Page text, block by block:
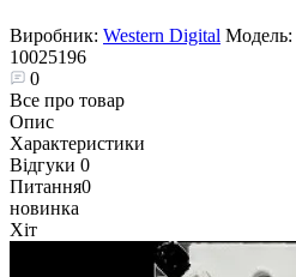
Виробник: Western Digital Модель:
10025196
0
Все про товар
Опис
Характеристики
Відгуки 0
Питання0
новинка
Хіт